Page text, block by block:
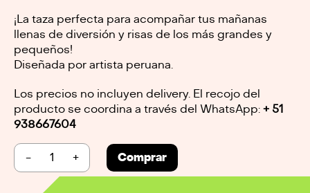
¡La taza perfecta para acompañar tus mañanas
llenas de diversión y risas de los más grandes y
pequeños!
Diseñada por artista peruana.
Los precios no incluyen delivery. El recojo del
producto se coordina a través del WhatsApp: + 51
938667604
- + Comprar